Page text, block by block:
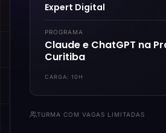
Expert Digital
PROGRAMA
Claude e ChatGPT na
Curitiba
CARGA:10H
TURMA COM VAGAS LIMITADAS